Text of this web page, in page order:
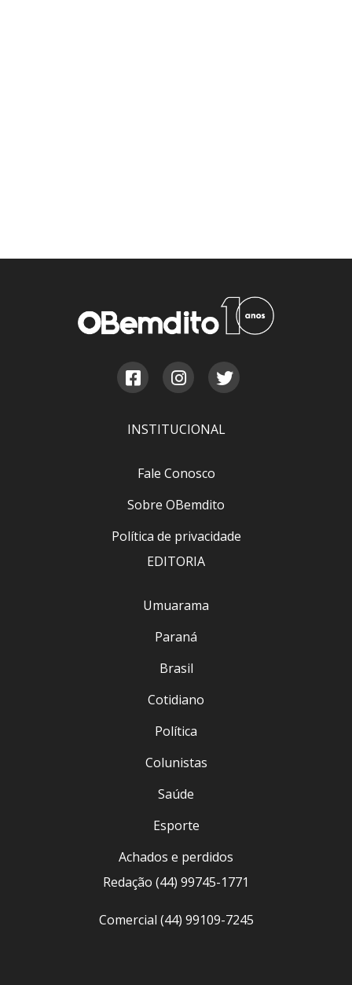
INSTITUCIONAL
Fale Conosco
Sobre OBemdito
Política de privacidade
EDITORIA
Umuarama
Paraná
Brasil
Cotidiano
Política
Colunistas
Saúde
Esporte
Achados e perdidos
Redação (44) 99745-1771
Comercial (44) 99109-7245